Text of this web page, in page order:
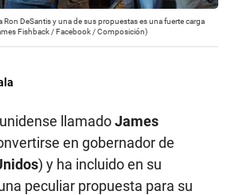
DeSantis y una de sus propuestas es una fuerte carga
Fishback / Facebook / Composición)
llamadoJames
en gobernador de
) y ha incluido en su
peculiar propuesta para su